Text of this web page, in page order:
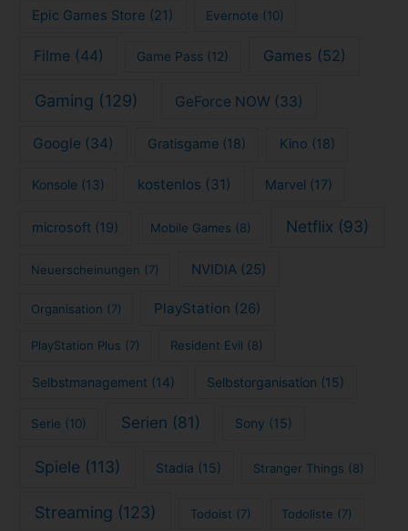
Epic Games Store (21) Evernote (10)
Filme(44) Game Pass (12) Games (52)
Gaming (129) GeForce NOW (33)
Google (34) Gratisgame (18) Kino (18)
Konsole (13) kostenlos (31) Marvel (17)
microsoft (19) Mobile Games (8) Netflix (93)
Neuerscheinungen (7) NVIDIA (25)
Organisation (7) PlayStation (26)
PlayStation Plus (7) Resident Evil (8)
Selbstmanagement (14) Selbstorganisation (15)
Serie (10) Serien (81) Sony (15)
Spiele (113) Stadia (15) Stranger Things (8)
Streaming (123) Todoist (7) Todoliste (7)